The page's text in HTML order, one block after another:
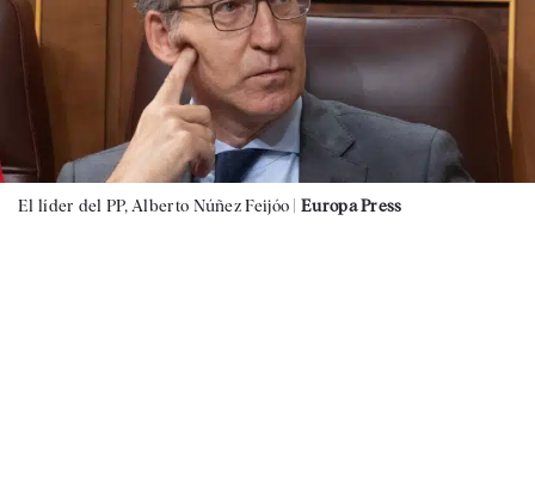
El líder del PP, Alberto Núñez Feijóo | Europa Press